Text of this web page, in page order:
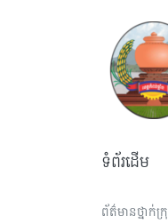
ទំព័រដើម
ព័ត៌មានថ្នាក់